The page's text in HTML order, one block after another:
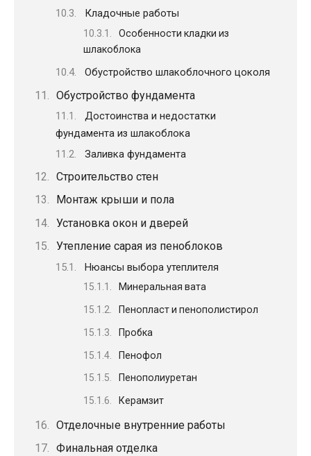
Кладочные работы
Особенности кладки из
шлакоблока
Обустройство шлакоблочного цоколя
Обустройство фундамента
Достоинства и недостатки
фундамента из шлакоблока
Заливка фундамента
Строительство стен
Монтаж крыши и пола
Установка окон и дверей
Утепление сарая из пеноблоков
Нюансы выбора утеплителя
Минеральная вата
Пенопласт и пенополистирол
Пробка
Пенофол
Пенополиуретан
Керамзит
Отделочные внутренние работы
Финальная отделка